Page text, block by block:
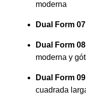
moderna
Dual Form 07
Dual Form 08
moderna y
Dual Form 09
cuadrada